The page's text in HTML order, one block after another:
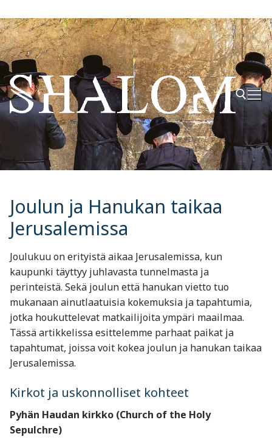
Hyppää
sisältöön
Hae:
Joulun ja Hanukan taikaa
Jerusalemissa
Joulukuu on erityistä aikaa Jerusalemissa, kun
kaupunki täyttyy juhlavasta tunnelmasta ja
perinteistä. Sekä joulun että hanukan vietto tuo
mukanaan ainutlaatuisia kokemuksia ja tapahtumia,
jotka houkuttelevat matkailijoita ympäri maailmaa.
Tässä artikkelissa esittelemme parhaat paikat ja
tapahtumat, joissa voit kokea joulun ja hanukan taikaa
Jerusalemissa.
Kirkot ja uskonnolliset kohteet
Pyhän Haudan kirkko (Church of the Holy
Sepulchre)